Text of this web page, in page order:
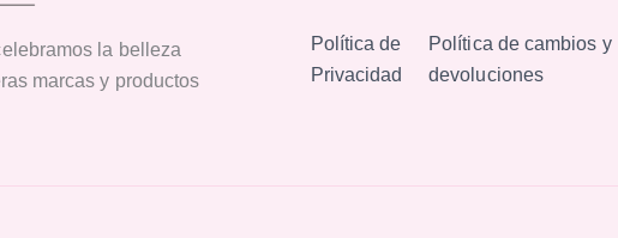
la belleza
marcas y productos
Política de
Privacidad
Política de cambios y
devoluciones